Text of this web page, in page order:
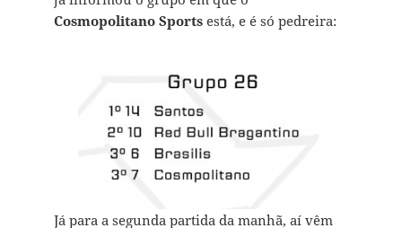
Cosmopolitano Sportsestá, e é só pedreira:
Já para a segunda partida da manhã, aí vêm